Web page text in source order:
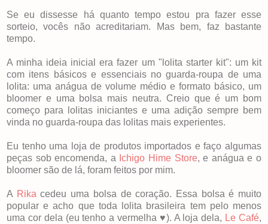
Se eu dissesse há quanto tempo estou pra fazer esse
sorteio, vocês não acreditariam. Mas bem, faz bastante
tempo.
A minha ideia inicial era fazer um "lolita starter kit": um kit
com itens básicos e essenciais no guarda-roupa de uma
lolita: uma anágua de volume médio e formato básico, um
bloomer e uma bolsa mais neutra. Creio que é um bom
começo para lolitas iniciantes e uma adição sempre bem
vinda no guarda-roupa das lolitas mais experientes.
Eu tenho uma loja de produtos importados e faço algumas
peças sob encomenda, a Ichigo Hime Store, e anágua e o
bloomer são de lá, foram feitos por mim.
A Rika cedeu uma bolsa de coração. Essa bolsa é muito
popular e acho que toda lolita brasileira tem pelo menos
uma cor dela (eu tenho a vermelha ♥). A loja dela, Le Café,